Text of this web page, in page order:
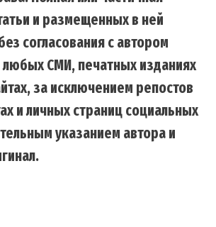
и размещенных в ней
согласования с автором
СМИ, печатных изданиях
за исключением репостов
и личных страниц социальных
указанием автора и